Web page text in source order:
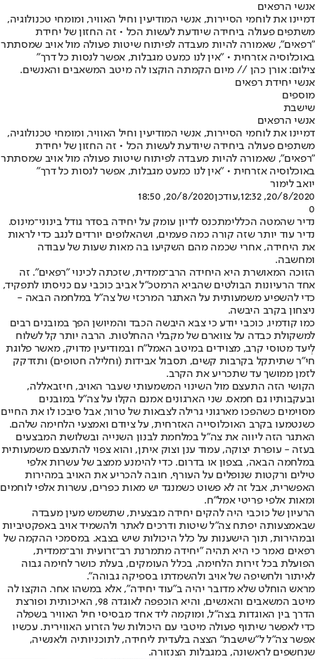
אנשי הרפאים
דמיינו את לוחמי הסיירות, אנשי המודיעין וחיל האוויר, ומומחי טכנולוגיה,
משתפים פעולה ביחידה שיודעת לעשות הכל • זה החזון של יחידת
"רפאים", שאמורה להיות מעבדה לפיתוח שיטות פעולה מול אויב שמסתתר
באוכלוסיה אזרחית • "אין לנו כמעט מגבלות, אפשר לנסות כל דרך"
צילום: אורן כהן // מיום הקמתה הוקצו לה מיטב המשאבים והאנשים.
אנשי יחידת רפאים
מוספים
שישבת
אנשי הרפאים
דמיינו את לוחמי הסיירות, אנשי המודיעין וחיל האוויר, ומומחי טכנולוגיה,
משתפים פעולה ביחידה שיודעת לעשות הכל • זה החזון של יחידת
"רפאים", שאמורה להיות מעבדה לפיתוח שיטות פעולה מול אויב שמסתתר
באוכלוסיה אזרחית • "אין לנו כמעט מגבלות, אפשר לנסות כל דרך"
יואב לימור
20/8/2020, 12:32
,עודכן20/8/2020, 18:50
0
נדיר שהמטה הכללימתכנס לדיון עומק על יחידה בסדר גודל בינוני־מינוס.
נדיר עוד יותר שזה קורה כמה פעמים, ושהאלופים יורדים לנגב כדי לראות
את היחידה, אחרי שכמה מהם השקיעו בה מאות שעות של עבודה
ומחשבה.
הזוכה המאושרת היא היחידה הרב־ממדית, שזכתה לכינוי "רפאים". זה
אחד הרעיונות הבולטים שהביא הרמטכ"ל אביב כוכבי עם כניסתו לתפקיד,
כדי להשפיע משמעותית על האתגר המרכזי של צה"ל במלחמה הבאה -
ניצחון בקרב היבשה.
כמו קודמיו, כוכבי יודע כי צבא היבשה הכבד והמיושן הפך במובנים רבים
למשקולת כבדה על צווארם של מקבלי ההחלטות. הרבה יותר קל לשלוח
לְיעד מטוסי קרב, מצוידים במיטב האמל"ח ובמודיעין מדויק, מאשר פלוגת
חי"ר שתיתקל בקרבות קשים, תסבול אבידות (וחלילה חטופים) ותזדקק
לזמן ממושך עד שתכריע את הקרב.
הקושי הזה התעצם מול השינוי המשמעותי שעבר האויב, חיזבאללה,
ובעקבותיו גם חמאס. שני הארגונים אמנם הקלו על צה"ל במובנים
מסוימים כשהפכו מארגוני גרילה לצבאות של טרור, אבל סיבכו לו את החיים
כשנטמעו בקרב האוכלוסייה האזרחית, על ציודם ואמצעי הלחימה שלהם.
האתגר הזה ליווה את צה"ל במלחמת לבנון השנייה ובשלושת המבצעים
בעזה - עופרת יצוקה, עמוד ענן וצוק איתן, והוא צפוי להתעצם משמעותית
במלחמה הבאה, בצפון או בדרום. כדי להימנע ממצב של עשרות אלפי
טילים ורקטות שנופלים על העורף, חובה להכריע את האויב במהירות
האפשרית, אבל זה לא פשוט כשמנגד יש מאות כפרים, עשרות אלפי לוחמים
ומאות אלפי פריטי אמל"ח.
הרעיון של כוכבי היה להקים יחידה מבצעית, שתשמש מעין מעבדה
שבאמצעותה יפתח צה"ל שיטות ודרכים לאתר ולהשמיד אויב באפקטיביות
ובמהירות, תוך הישענות על כלל היכולות שיש בצבא. במסמכי ההקמה של
רפאים נאמר כי היא תהיה "יחידה מתמרנת רב־זרועית ורב־ממדית,
הפועלת בכל זירות הלחימה, בכלל העומקים, בעלת כושר לחימה גבוה
לאיתור ולחשיפה של אויב ולהשמדתו בספיקה גבוהה".
מראש הוחלט שלא מדובר יהיה ב"עוד יחידה", אלא במשהו אחר. הוקצו לה
מיטב המשאבים והאנשים, והיא הוכפפה לאוגדה 98, האיכותית ופורצת
הדרך בין האוגדות בצה"ל, ומוקמה ליד אחד מבסיסי חיל האוויר בשפלה
כדי לאפשר שיתוף פעולה מיטבי עם היכולות של הזרוע האווירית. עכשיו
אפשר צה"ל ל"שישבת" הצצה בלעדית ליחידה, לתוכניותיה ולאנשיה,
שנחשפים לראשונה, במגבלות הצנזורה.